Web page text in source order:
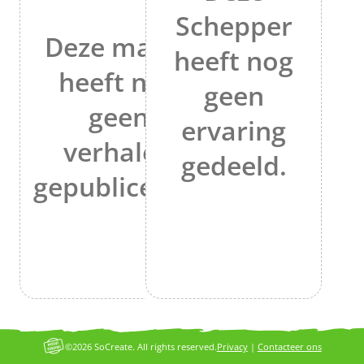
Deze maker
heeft nog
geen
verhalen
gepubliceerd.
Schepper
heeft nog
geen
ervaring
gedeeld.
Privacy| Contacteer ons
©2026 SoCreate. All rights reserved.